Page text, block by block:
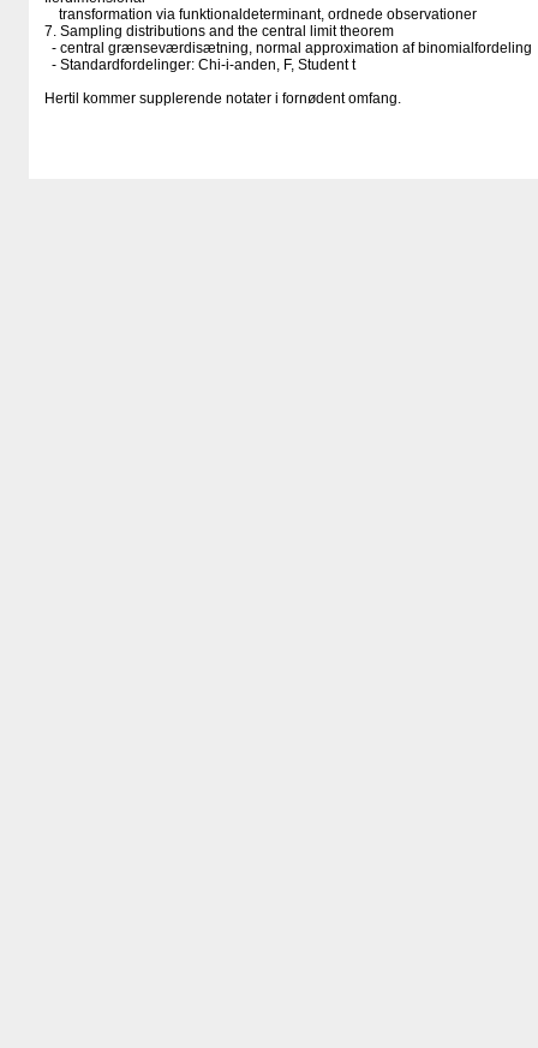
transformation via funktionaldeterminant, ordnede observationer
7. Sampling distributions and the central limit theorem
- central grænseværdisætning, normal approximation af binomialfordeling
- Standardfordelinger: Chi-i-anden, F, Student t
Hertil kommer supplerende notater i fornødent omfang.